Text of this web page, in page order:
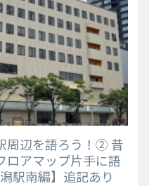
辺を語ろう！② 昔
ロアマップ片手に語
駅南編】追記あり